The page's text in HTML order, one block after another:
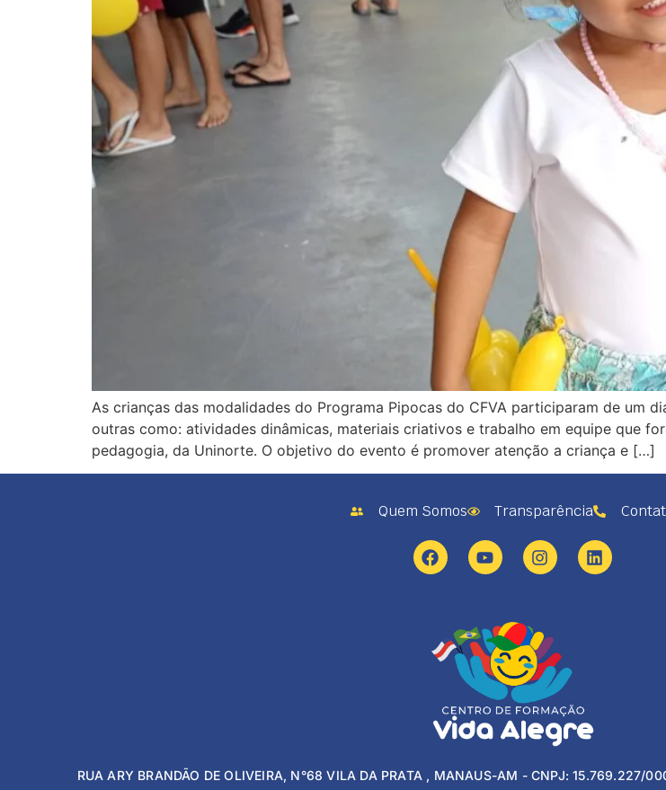
As crianças das modalidades do Programa Pipocas do CFVA participaram de um
outras como: atividades dinâmicas, materiais criativos e trabalho em equipe que
pedagogia, da Uninorte. O objetivo do evento é promover atenção a criança e […]
Quem Somos Transparência
RUA ARY BRANDÃO DE OLIVEIRA, N°68 VILA DA PRATA , MANAUS-AM - CNPJ: 15.769.227/